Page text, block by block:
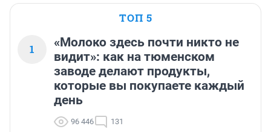
ТОП 5
1
«Молоко здесь почти никто не
видит»: как на тюменском
заводе делают продукты,
которые вы покупаете каждый
день
96 446 131